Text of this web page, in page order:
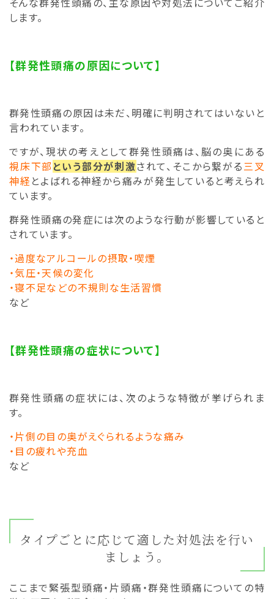
します。
【群発性頭痛の原因について】
群発性頭痛の原因は未だ、明確に判明されてはいないと
言われています。
ですが、現状の考えとして群発性頭痛は、脳の奥にある
視床下部という部分が刺激されて、そこから繋がる 三叉
神経 とよばれる神経から痛みが発生していると考えられ
ています。
群発性頭痛の発症には次のような行動が影響していると
されています。
・過度なアルコールの摂取・喫煙
・気圧・天候の変化
・寝不足などの不規則な生活習慣
など
【群発性頭痛の症状について】
群発性頭痛の症状には、次のような特徴が挙げられま
す。
・片側の目の奥がえぐられるような痛み
・目の疲れや充血
など
タイプごとに応じて適した対処法を行い
ましょう。
ここまで緊張型頭痛・片頭痛・群発性頭痛についての特